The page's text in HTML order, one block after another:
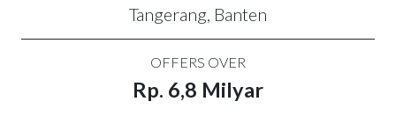
Tangerang, Banten
OFFERS OVER
Rp. 6,8 Milyar